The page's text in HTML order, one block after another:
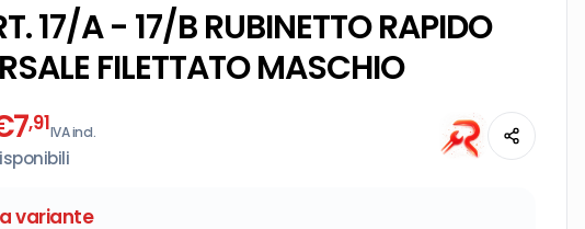
17/A - 17/B RUBINETTO RAPIDO
FILETTATO MASCHIO
7,91IVA incl.
variante